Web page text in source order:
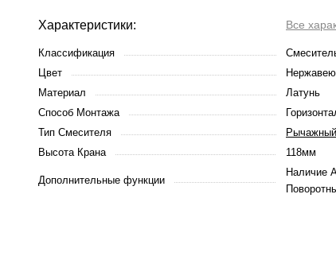
Характеристики: Все
Классификация
Цвет
Материал
Латунь
Способ Монтажа
Тип Смесителя
Рычажный
Высота Крана
118мм
Дополнительные функции
Наличие